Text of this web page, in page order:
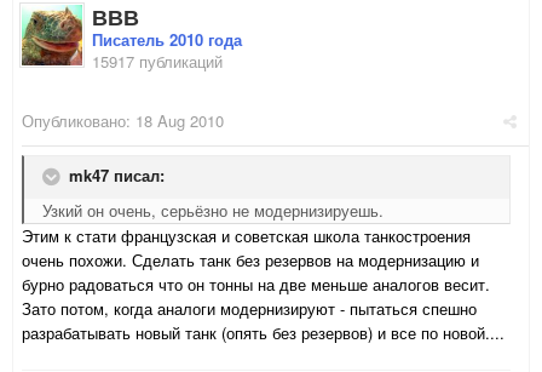
ВВВ
Писатель 2010 года
15917 публикаций
Опубликовано: 18 Aug 2010
mk47 писал:
Узкий он очень, серьёзно не модернизируешь.
Этим к стати французская и советская школа танкостроения
очень похожи. Сделать танк без резервов на модернизацию и
бурно радоваться что он тонны на две меньше аналогов весит.
Зато потом, когда аналоги модернизируют - пытаться спешно
разрабатывать новый танк (опять без резервов) и все по новой....